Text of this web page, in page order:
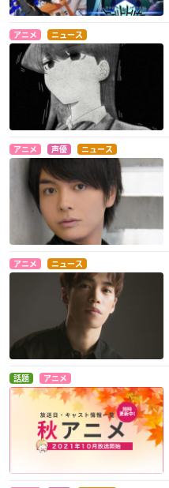
アニメ ニュース
アニメ 声優 ニュース
アニメ ニュース
話題 アニメ